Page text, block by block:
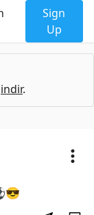
Sign
Up
indir.